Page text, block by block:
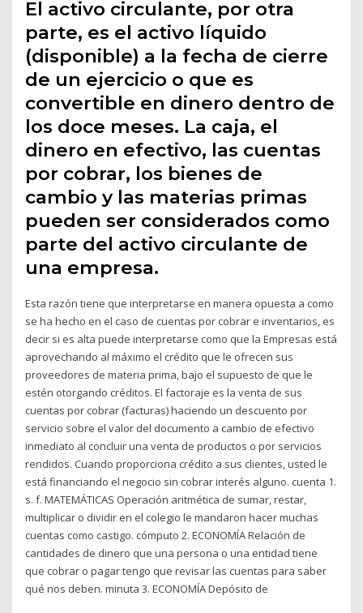
El activo circulante, por otra
parte, es el activo líquido
(disponible) a la fecha de cierre
de un ejercicio o que es
convertible en dinero dentro de
los doce meses. La caja, el
dinero en efectivo, las cuentas
por cobrar, los bienes de
cambio y las materias primas
pueden ser considerados como
parte del activo circulante de
una empresa.
Esta razón tiene que interpretarse en manera opuesta a como
se ha hecho en el caso de cuentas por cobrar e inventarios, es
decir si es alta puede interpretarse como que la Empresas está
aprovechando al máximo el crédito que le ofrecen sus
proveedores de materia prima, bajo el supuesto de que le
estén otorgando créditos. El factoraje es la venta de sus
cuentas por cobrar (facturas) haciendo un descuento por
servicio sobre el valor del documento a cambio de efectivo
inmediato al concluir una venta de productos o por servicios
rendidos. Cuando proporciona crédito a sus clientes, usted le
está financiando el negocio sin cobrar interés alguno. cuenta 1.
s. f. MATEMÁTICAS Operación aritmética de sumar, restar,
multiplicar o dividir en el colegio le mandaron hacer muchas
cuentas como castigo. cómputo 2. ECONOMÍA Relación de
cantidades de dinero que una persona o una entidad tiene
que cobrar o pagar tengo que revisar las cuentas para saber
qué nos deben. minuta 3. ECONOMÍA Depósito de